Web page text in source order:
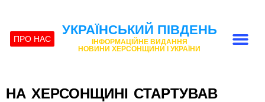
ПРО НАС
УКРАЇНСЬКИЙ ПІВДЕНЬ
ІНФОРМАЦІЙНЕ ВИДАННЯ
НОВИНИ ХЕРСОНЩИНИ І УКРАЇНИ
НА ХЕРСОНЩИНІ СТАРТУВАВ